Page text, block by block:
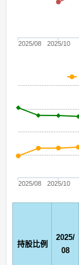
2025/08 2025/10
2025/08 2025/10
持股比例
2025/
08